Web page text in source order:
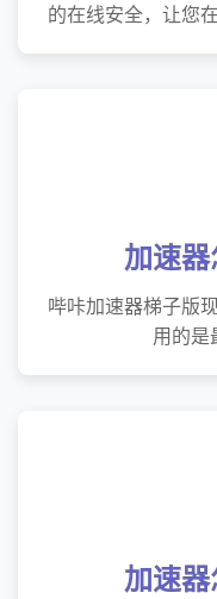
的在线安全，让您
加速
哔咔加速器梯子版
用的是
加速